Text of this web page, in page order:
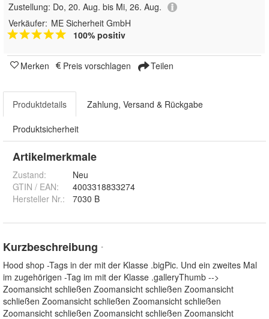
Zustellung: Do, 20. Aug. bis Mi, 26. Aug.
Verkäufer: ME Sicherheit GmbH
100% positiv
Merken Preis vorschlagen Teilen
Produktdetails Zahlung, Versand & Rückgabe
Produktsicherheit
Artikelmerkmale
Zustand:
Neu
GTIN / EAN:
4003318833274
Hersteller Nr.:
7030 B
Kurzbeschreibung *
Hood shop -Tags in der mit der Klasse .bigPic. Und ein zweites Mal
im zugehörigen -Tag im mit der Klasse .galleryThumb -->
Zoomansicht schließen Zoomansicht schließen Zoomansicht
schließen Zoomansicht schließen Zoomansicht schließen
Zoomansicht schließen Zoomansicht schließen Zoomansicht